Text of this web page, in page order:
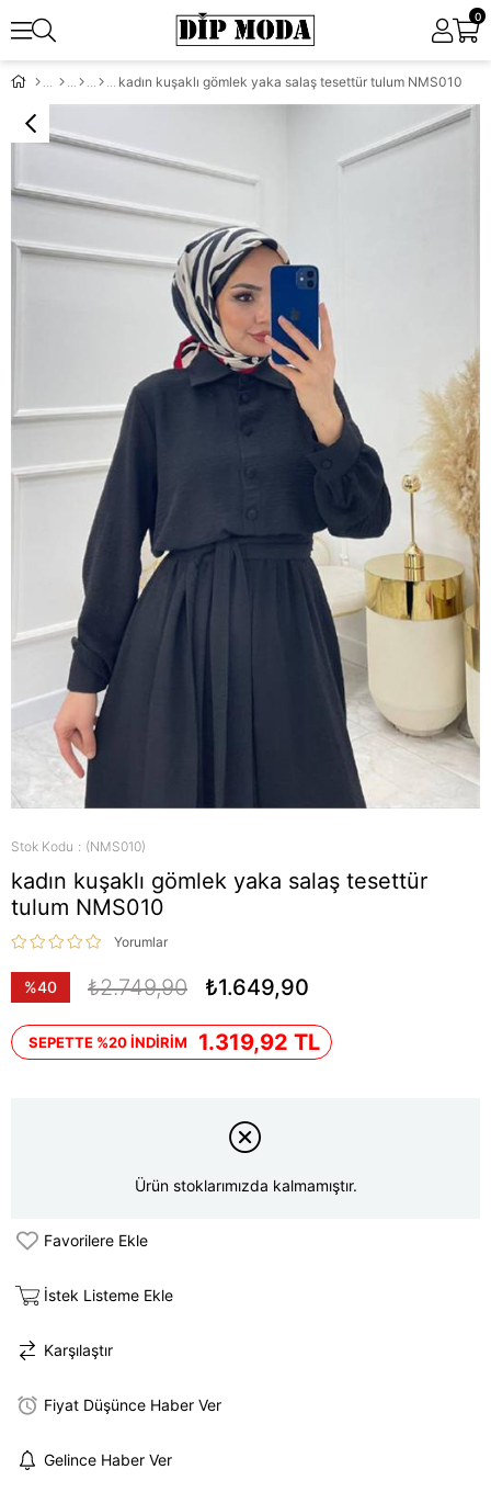
0
kadın kuşaklı gömlek yaka salaş tesettür tulum NMS010
Stok Kodu (NMS010)
kadın kuşaklı gömlek yaka salaş tesettür
tulum NMS010
Yorumlar
%40
₺2.749,90 ₺1.649,90
SEPETTE %20 İNDİRİM 1.319,92 TL
Ürün stoklarımızda kalmamıştır.
Favorilere Ekle
İstek Listeme Ekle
Karşılaştır
Fiyat Düşünce Haber Ver
Gelince Haber Ver